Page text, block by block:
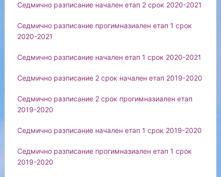
Седмично разписание начален етап 2 срок 2020-2021
Седмично разписание прогимназиален етап 1 срок
2020-2021
Седмично разписание начален етап 1 срок 2020-2021
Седмично разписание 2 срок начален етап 2019-2020
Седмично разписание 2 срок прогимназиален етап
2019-2020
Седмично разписание начален етап 1 срок 2019-2020
Седмично разписание прогимназиален етап 1 срок
2019-2020